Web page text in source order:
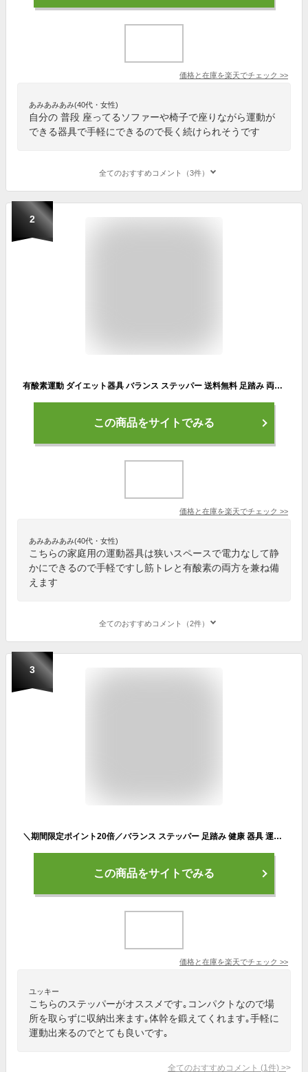
価格と在庫を楽天でチェック >>
あみあみあみ(40代・女性)
自分の 普段 座ってるソファーや椅子で座りながら運動が
できる器具で手軽にできるので長く続けられそうです
全てのおすすめコメント（3件）
2
有酸素運動 ダイエット器具 バランス ステッパー 送料無料 足踏み 両面用 健康 器具 室内運動器具 ウォーキングマシン 運動 健康ステッパー 静音 エクササイズ フィットネス 小型 トレーニング 静音 プレゼント ギフト 引き締め ウエスト 腹筋 ヒップアップ
この商品をサイトでみる
価格と在庫を楽天でチェック >>
あみあみあみ(40代・女性)
こちらの家庭用の運動器具は狭いスペースで電力なして静
かにできるので手軽ですし筋トレと有酸素の両方を兼ね備
えます
全てのおすすめコメント（2件）
3
＼期間限定ポイント20倍／バランス ステッパー 足踏み 健康 器具 運動 健康ステッパー 登山ステップマシン 室内運動器具 ウォーキングマシン 静音 有酸素運動 ダイエット器具 エクササイズ フィットネス 小型 トレーニング 脂肪燃焼 昇降 プレゼント ギフト 滑り止め
この商品をサイトでみる
価格と在庫を楽天でチェック >>
ユッキー
こちらのステッパーがオススメです｡コンパクトなので場
所を取らずに収納出来ます｡体幹を鍛えてくれます｡手軽に
運動出来るのでとても良いです｡
全てのおすすめコメント (1 件) >